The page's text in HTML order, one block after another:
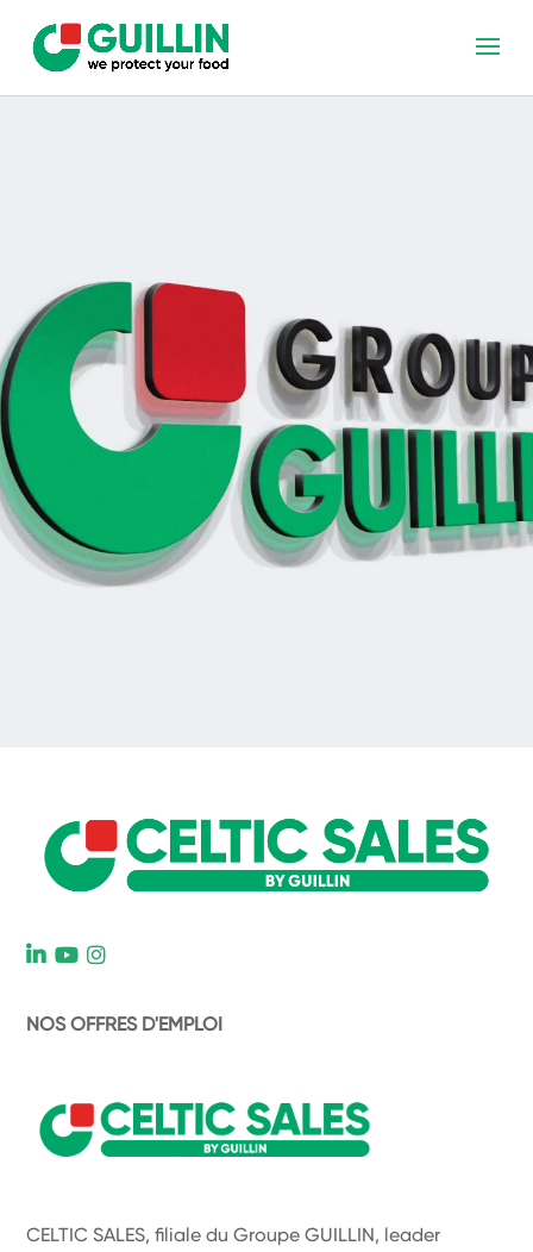
L
NOS OFFRES D'EMPLOI
CELTIC SALES, filiale du Groupe GUILLIN, leader